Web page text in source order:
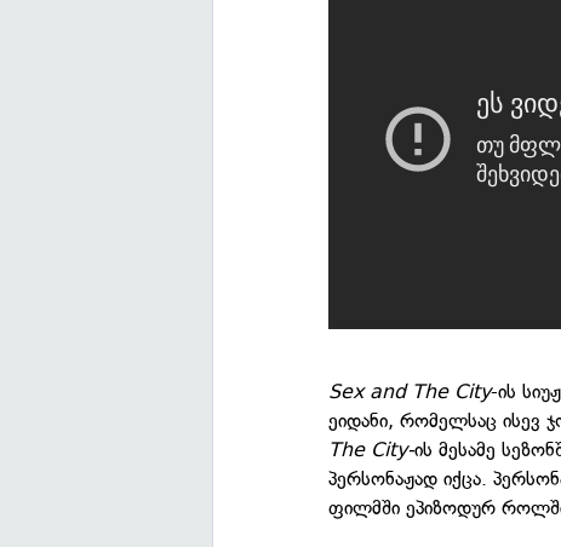
Sex and The City-ის
ეიდანი, რომელსაც ისევ
The City-ის მესამე
პერსონაჟად იქცა.
ფილმში ეპიზოდურ